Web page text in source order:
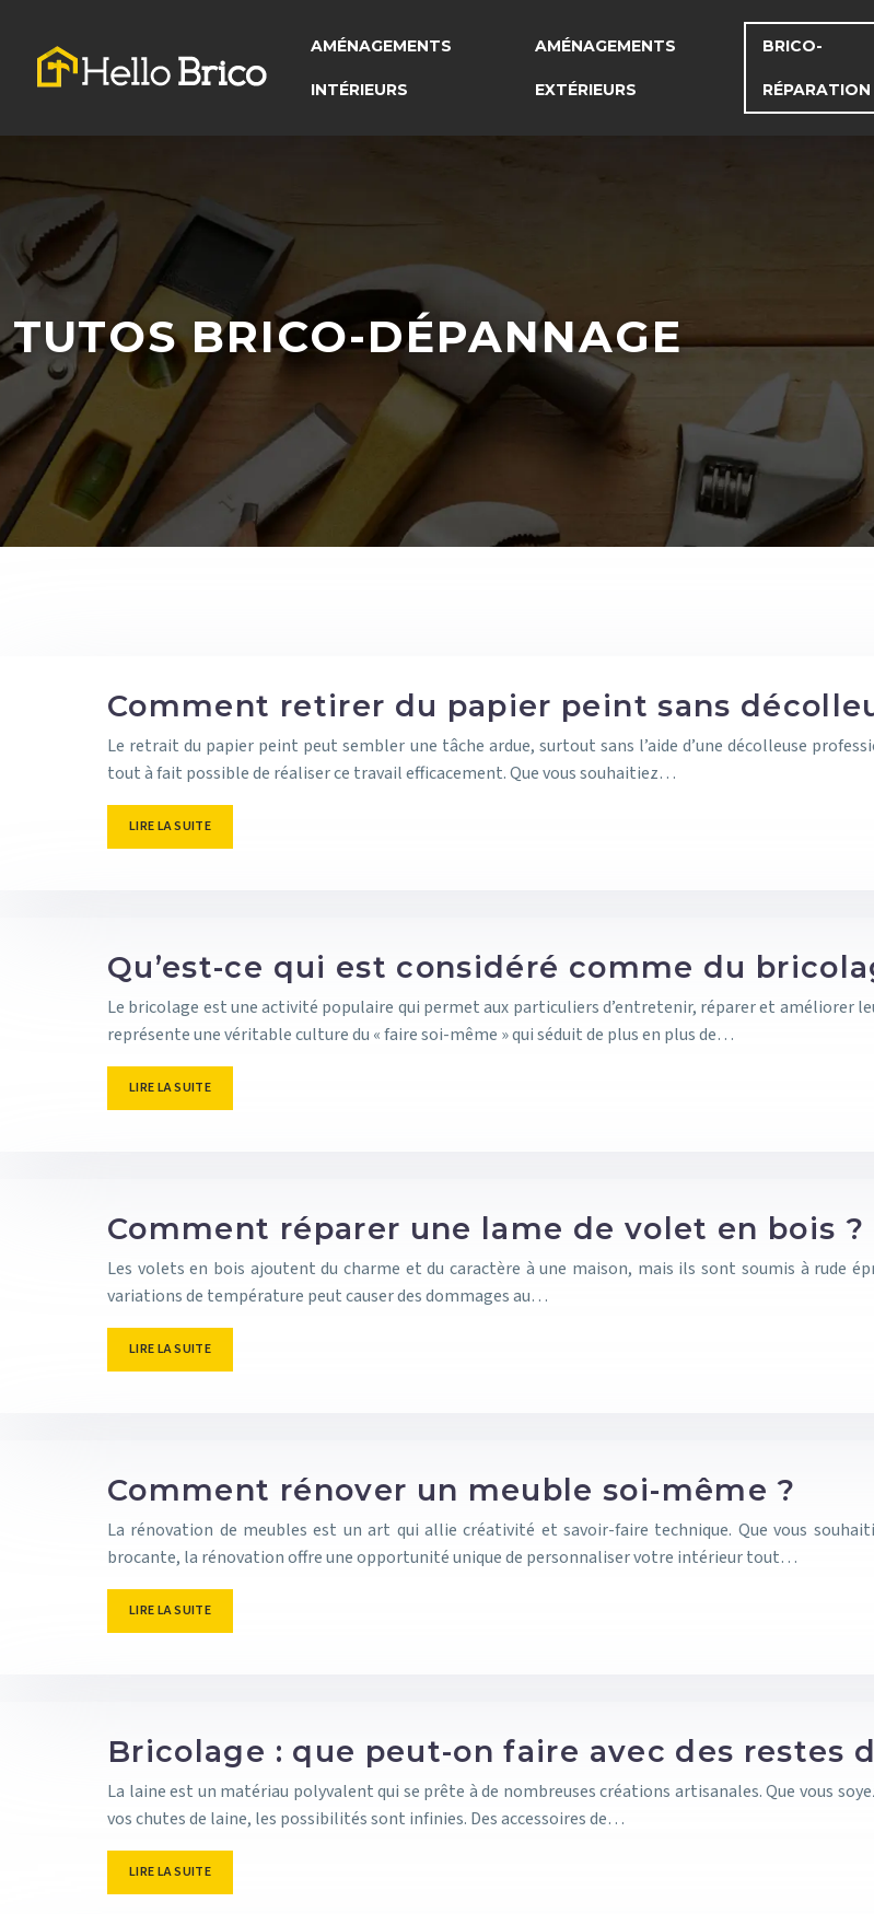
AMÉNAGEMENTS
INTÉRIEURS
AMÉNAGEMENTS
EXTÉRIEURS
BRICO-
RÉPARATION
TUTOS BRICO-DÉPANNAGE
Comment retirer du papier peint sans
Le retrait du papier peint peut sembler une tâche ardue, surtout sans l’aide d’une décolleuse
tout à fait possible de réaliser ce travail efficacement. Que vous souhaitiez…
LIRE LA SUITE
Qu’est-ce qui est considéré comme du
Le bricolage est une activité populaire qui permet aux particuliers d’entretenir, réparer et améliorer
représente une véritable culture du « faire soi-même » qui séduit de plus en plus de…
LIRE LA SUITE
Comment réparer une lame de volet en bois ?
Les volets en bois ajoutent du charme et du caractère à une maison, mais ils sont soumis à rude
variations de température peut causer des dommages au…
LIRE LA SUITE
Comment rénover un meuble soi-même ?
La rénovation de meubles est un art qui allie créativité et savoir-faire technique. Que vous
brocante, la rénovation offre une opportunité unique de personnaliser votre intérieur tout…
LIRE LA SUITE
Bricolage : que peut-on faire avec des restes
La laine est un matériau polyvalent qui se prête à de nombreuses créations artisanales. Que vous
vos chutes de laine, les possibilités sont infinies. Des accessoires de…
LIRE LA SUITE